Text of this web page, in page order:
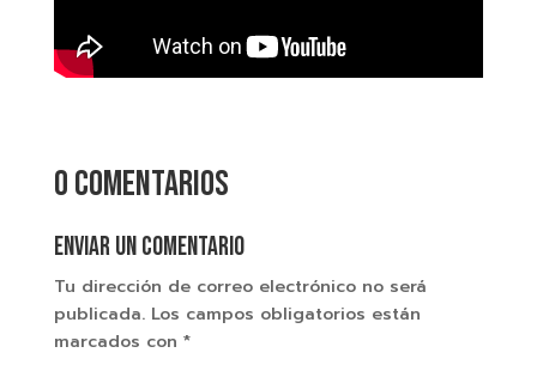
0 comentarios
Enviar un comentario
Tu dirección de correo electrónico no será
publicada. Los campos obligatorios están
marcados con *